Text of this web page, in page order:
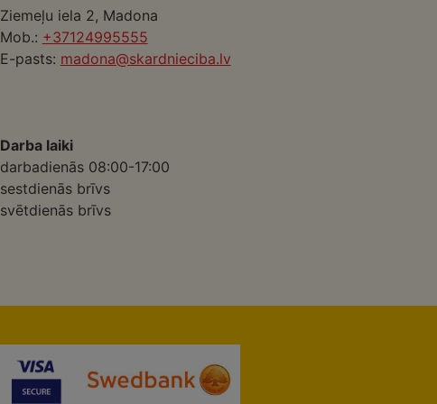
Ziemeļu iela 2, Madona
Mob.: +37124995555
E-pasts: madona@skardnieciba.lv
Darba laiki
darbadienās 08:00-17:00
sestdienās brīvs
svētdienās brīvs